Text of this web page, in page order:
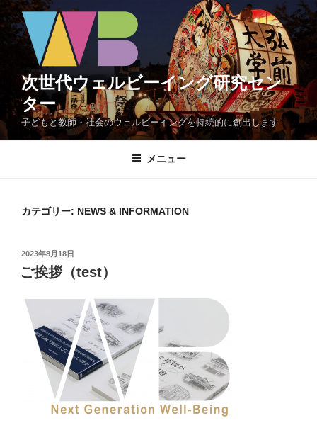
ン
テ
ス
キ
ッ
次世代ウェルビーイング研究セン
ター
子どもと教師・社会のウェルビーイングを持続的に創出します
メニュー
カテゴリー: NEWS & INFORMATION
投
稿
日:
2023年8月18日
ご挨拶（test）